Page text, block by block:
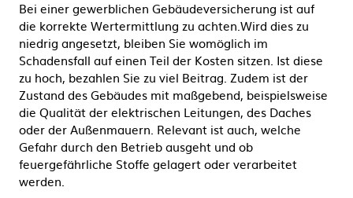
Bei einer gewerblichen Gebäudeversicherung ist auf
die korrekte Wertermittlung zu achten.Wird dies zu
niedrig angesetzt, bleiben Sie womöglich im
Schadensfall auf einen Teil der Kosten sitzen. Ist diese
zu hoch, bezahlen Sie zu viel Beitrag. Zudem ist der
Zustand des Gebäudes mit maßgebend, beispielsweise
die Qualität der elektrischen Leitungen, des Daches
oder der Außenmauern. Relevant ist auch, welche
Gefahr durch den Betrieb ausgeht und ob
feuergefährliche Stoffe gelagert oder verarbeitet
werden.